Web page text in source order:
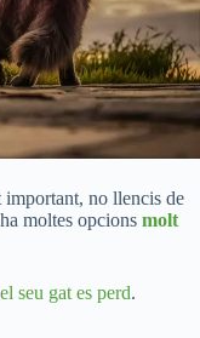
important, no llencis de
moltes opcions molt
seu gat es perd.